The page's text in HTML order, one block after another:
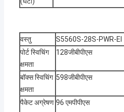
वस्तु S5560S-28S-PWR-EI
पोर्ट स्विचिंग
क्षमता
128जीबीपीएस
बॉक्स स्विचिंग
क्षमता
598जीबीपीएस
पैकेट अग्रेषण 96 एमपीपीएस